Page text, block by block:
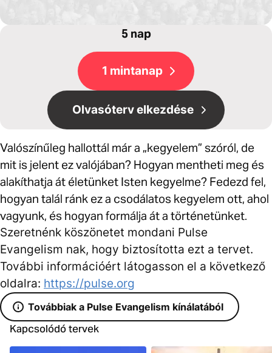
5 nap
1 mintanap
Olvasóterv elkezdése
Valószínűleg hallottál már a „kegyelem” szóról, de
mit is jelent ez valójában? Hogyan mentheti meg és
alakíthatja át életünket Isten kegyelme? Fedezd fel,
hogyan talál ránk ez a csodálatos kegyelem ott, ahol
vagyunk, és hogyan formálja át a történetünket.
Szeretnénk köszönetet mondani Pulse
Evangelism nak, hogy biztosította ezt a tervet.
További információért látogasson el a következő
oldalra: https://pulse.org
Továbbiak a Pulse Evangelism kínálatából
Kapcsolódó tervek